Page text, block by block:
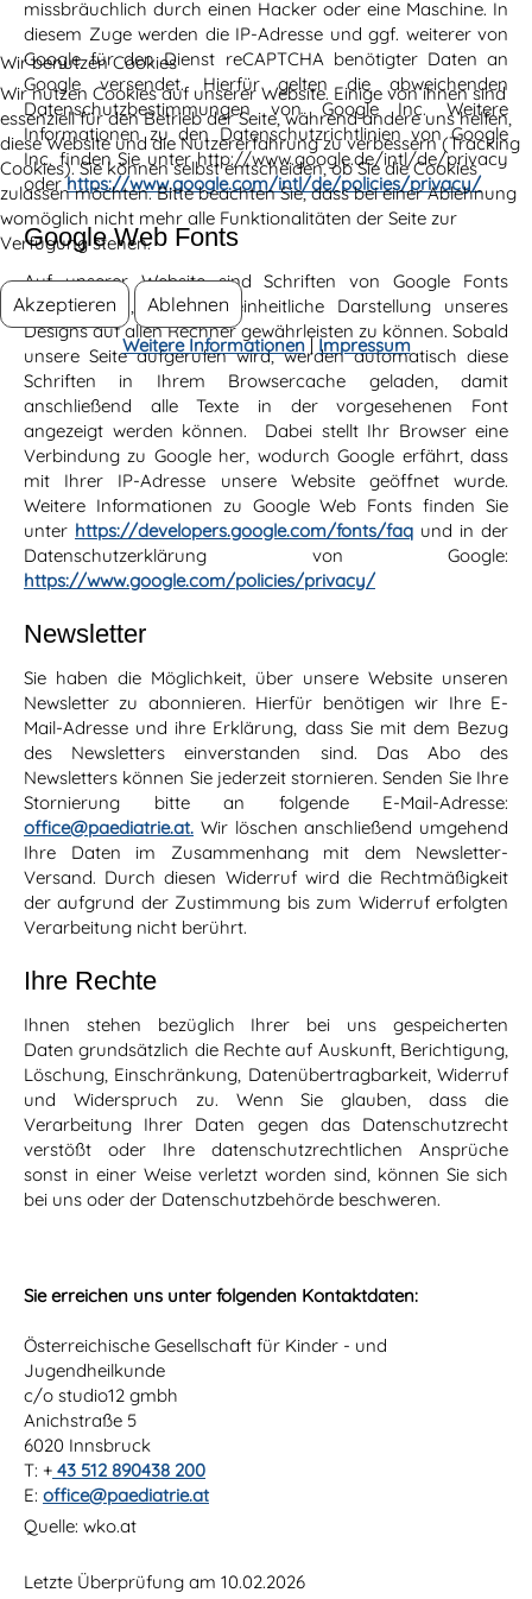
missbräuchlich durch einen Hacker oder eine Maschine. In
diesem Zuge werden die IP-Adresse und ggf. weiterer von
Google für den Dienst reCAPTCHA benötigter Daten an
Google versendet. Hierfür gelten die abweichenden
Datenschutzbestimmungen von Google Inc. Weitere
Informationen zu den Datenschutzrichtlinien von Google
Inc. finden Sie unter http://www.google.de/intl/de/privacy
oderhttps://www.google.com/intl/de/policies/privacy/
Google Web Fonts
Auf unserer Website sind Schriften von Google Fonts
eingebunden, um eine einheitliche Darstellung unseres
Designs auf allen Rechner gewährleisten zu können. Sobald
unsere Seite aufgerufen wird, werden automatisch diese
Schriften in Ihrem Browsercache geladen, damit
anschließend alle Texte in der vorgesehenen Font
angezeigt werden können. Dabei stellt Ihr Browser eine
Verbindung zu Google her, wodurch Google erfährt, dass
mit Ihrer IP-Adresse unsere Website geöffnet wurde.
Weitere Informationen zu Google Web Fonts finden Sie
unter https://developers.google.com/fonts/faq und in der
Datenschutzerklärung von Google:
https://www.google.com/policies/privacy/
Newsletter
Sie haben die Möglichkeit, über unsere Website unseren
Newsletter zu abonnieren. Hierfür benötigen wir Ihre E-
Mail-Adresse und ihre Erklärung, dass Sie mit dem Bezug
des Newsletters einverstanden sind. Das Abo des
Newsletters können Sie jederzeit stornieren. Senden Sie Ihre
Stornierung bitte an folgende E-Mail-Adresse:
office@paediatrie.at. Wir löschen anschließend umgehend
Ihre Daten im Zusammenhang mit dem Newsletter-
Versand. Durch diesen Widerruf wird die Rechtmäßigkeit
der aufgrund der Zustimmung bis zum Widerruf erfolgten
Verarbeitung nicht berührt.
Ihre Rechte
Ihnen stehen bezüglich Ihrer bei uns gespeicherten
Daten grundsätzlich die Rechte auf Auskunft, Berichtigung,
Löschung, Einschränkung, Datenübertragbarkeit, Widerruf
und Widerspruch zu. Wenn Sie glauben, dass die
Verarbeitung Ihrer Daten gegen das Datenschutzrecht
verstößt oder Ihre datenschutzrechtlichen Ansprüche
sonst in einer Weise verletzt worden sind, können Sie sich
bei uns oder der Datenschutzbehörde beschweren.
Sie erreichen uns unter folgenden Kontaktdaten:
Österreichische Gesellschaft für Kinder - und
Jugendheilkunde
c/o studio12 gmbh
Anichstraße 5
6020 Innsbruck
T: + 43 512 890438 200
E: office@paediatrie.at
Quelle: wko.at
Letzte Überprüfung am 10.02.2026
Wir benutzen Cookies
Wir nutzen Cookies auf unserer Website. Einige von ihnen sind
essenziell für den Betrieb der Seite, während andere uns helfen,
diese Website und die Nutzererfahrung zu verbessern (Tracking
Cookies). Sie können selbst entscheiden, ob Sie die Cookies
zulassen möchten. Bitte beachten Sie, dass bei einer Ablehnung
womöglich nicht mehr alle Funktionalitäten der Seite zur
Verfügung stehen.
Akzeptieren Ablehnen
Weitere Informationen|Impressum